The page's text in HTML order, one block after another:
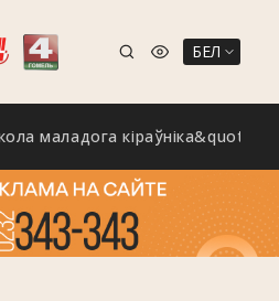
БЕЛ
кіраўніка&quot;